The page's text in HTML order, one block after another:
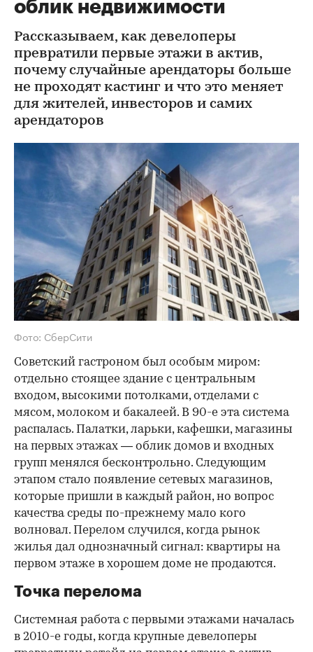
облик недвижимости
Рассказываем, как девелоперы
превратили первые этажи в актив,
почему случайные арендаторы больше
не проходят кастинг и что это меняет
для жителей, инвесторов и самих
арендаторов
Фото: СберСити
Советский гастроном был особым миром:
отдельно стоящее здание с центральным
входом, высокими потолками, отделами с
мясом, молоком и бакалеей. В 90-е эта система
распалась. Палатки, ларьки, кафешки, магазины
на первых этажах — облик домов и входных
групп менялся бесконтрольно. Следующим
этапом стало появление сетевых магазинов,
которые пришли в каждый район, но вопрос
качества среды по-прежнему мало кого
волновал. Перелом случился, когда рынок
жилья дал однозначный сигнал: квартиры на
первом этаже в хорошем доме не продаются.
Точка перелома
Системная работа с первыми этажами началась
в 2010-е годы, когда крупные девелоперы